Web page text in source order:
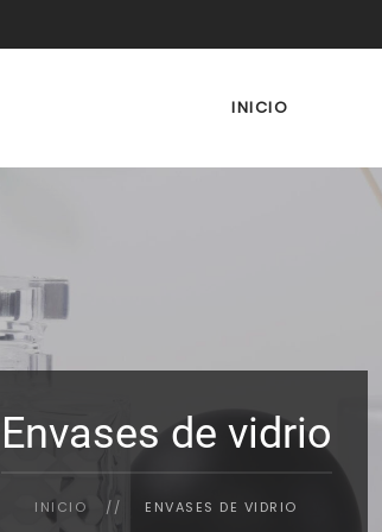
INICIO
Envases de vidrio
INICIO ENVASES DE VIDRIO